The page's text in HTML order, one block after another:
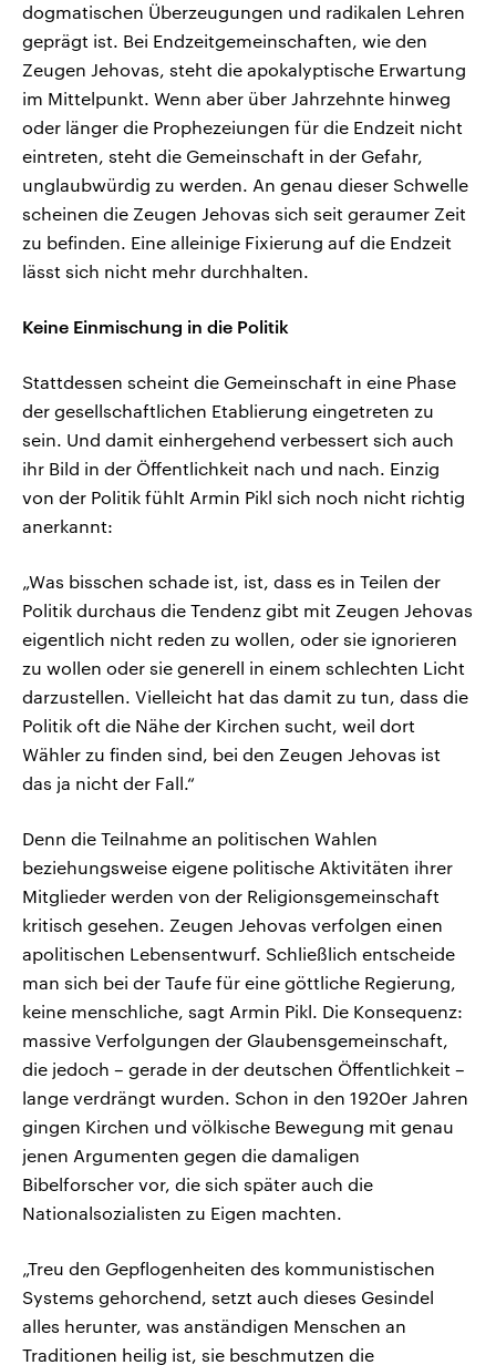
dogmatischen Überzeugungen und radikalen Lehren
geprägt ist. Bei Endzeitgemeinschaften, wie den
Zeugen Jehovas, steht die apokalyptische Erwartung
im Mittelpunkt. Wenn aber über Jahrzehnte hinweg
oder länger die Prophezeiungen für die Endzeit nicht
eintreten, steht die Gemeinschaft in der Gefahr,
unglaubwürdig zu werden. An genau dieser Schwelle
scheinen die Zeugen Jehovas sich seit geraumer Zeit
zu befinden. Eine alleinige Fixierung auf die Endzeit
lässt sich nicht mehr durchhalten.
Keine Einmischung in die Politik
Stattdessen scheint die Gemeinschaft in eine Phase
der gesellschaftlichen Etablierung eingetreten zu
sein. Und damit einhergehend verbessert sich auch
ihr Bild in der Öffentlichkeit nach und nach. Einzig
von der Politik fühlt Armin Pikl sich noch nicht richtig
anerkannt:
„Was bisschen schade ist, ist, dass es in Teilen der
Politik durchaus die Tendenz gibt mit Zeugen Jehovas
eigentlich nicht reden zu wollen, oder sie ignorieren
zu wollen oder sie generell in einem schlechten Licht
darzustellen. Vielleicht hat das damit zu tun, dass die
Politik oft die Nähe der Kirchen sucht, weil dort
Wähler zu finden sind, bei den Zeugen Jehovas ist
das ja nicht der Fall.“
Denn die Teilnahme an politischen Wahlen
beziehungsweise eigene politische Aktivitäten ihrer
Mitglieder werden von der Religionsgemeinschaft
kritisch gesehen. Zeugen Jehovas verfolgen einen
apolitischen Lebensentwurf. Schließlich entscheide
man sich bei der Taufe für eine göttliche Regierung,
keine menschliche, sagt Armin Pikl. Die Konsequenz:
massive Verfolgungen der Glaubensgemeinschaft,
die jedoch – gerade in der deutschen Öffentlichkeit –
lange verdrängt wurden. Schon in den 1920er Jahren
gingen Kirchen und völkische Bewegung mit genau
jenen Argumenten gegen die damaligen
Bibelforscher vor, die sich später auch die
Nationalsozialisten zu Eigen machten.
„Treu den Gepflogenheiten des kommunistischen
Systems gehorchend, setzt auch dieses Gesindel
alles herunter, was anständigen Menschen an
Traditionen heilig ist, sie beschmutzen die